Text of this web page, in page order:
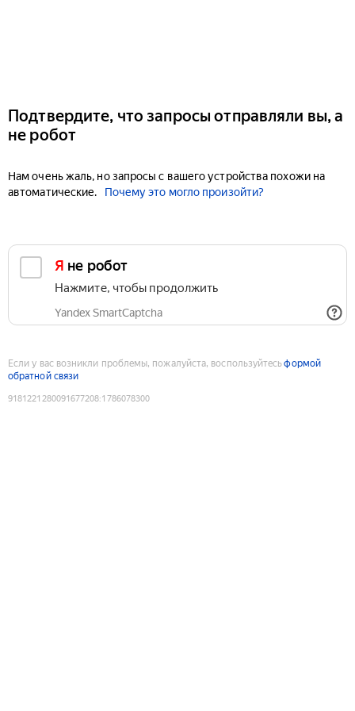
Подтвердите, что запросы отправляли вы, а
не робот
Нам очень жаль, но запросы с вашего устройства похожи на
автоматические.
Почему это могло произойти?
Я не робот
Нажмите, чтобы продолжить
Yandex SmartCaptcha
Если у вас возникли проблемы, пожалуйста, воспользуйтесьформой
обратной связи
9181221280091677208:1786078300